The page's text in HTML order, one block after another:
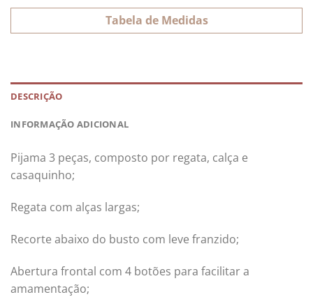
Tabela de Medidas
DESCRIÇÃO
INFORMAÇÃO ADICIONAL
Pijama 3 peças, composto por regata, calça e
casaquinho;
Regata com alças largas;
Recorte abaixo do busto com leve franzido;
Abertura frontal com 4 botões para facilitar a
amamentação;